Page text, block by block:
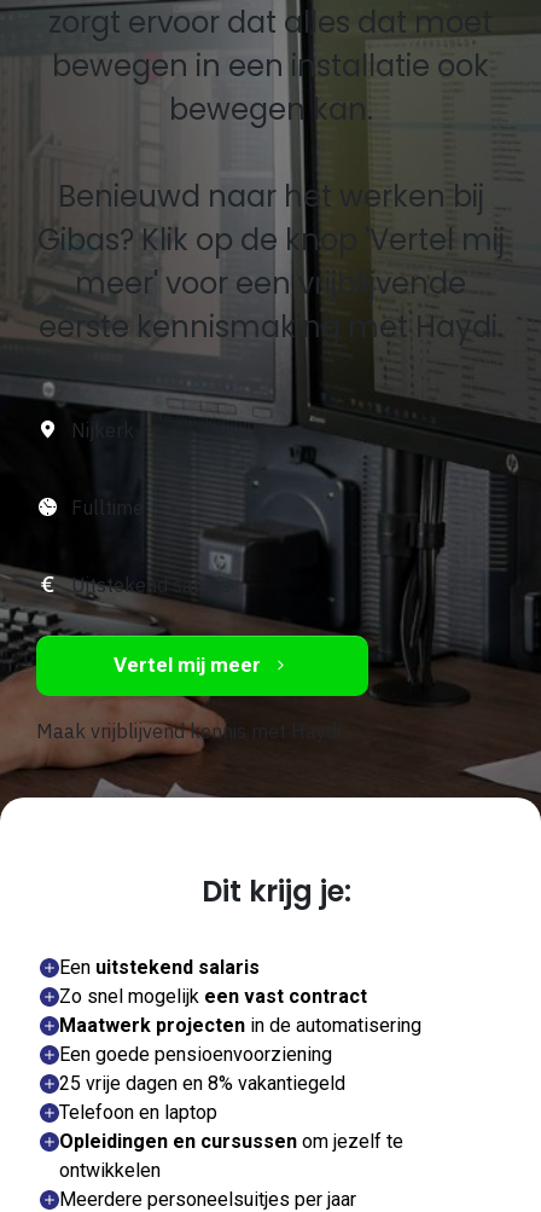
zorgt ervoor dat alles dat moet
bewegen in een installatie ook
bewegen kan.
Benieuwd naar het werken bij
Gibas? Klik op de knop 'Vertel mij
meer' voor een vrijblijvende
eerste kennismaking met Haydi.
Nijkerk
Fulltime
Uitstekend salaris
Vertel mij meer
Maak vrijblijvend kennis met Haydi
Dit krijg je:
Een uitstekend salaris
Zo snel mogelijk een vast contract
Maatwerk projecten in de automatisering
Een goede pensioenvoorziening
25 vrije dagen en 8% vakantiegeld
Telefoon en laptop
Opleidingen en cursussen om jezelf te
ontwikkelen
Meerdere personeelsuitjes per jaar